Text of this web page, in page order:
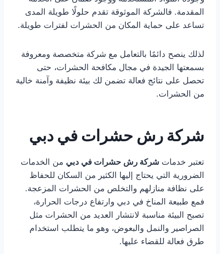
المقدمة. فالشركة الموثوقة تقدم حلولًا طويلة المدى
تساعد على حماية المكان من الحشرات لفترات طويلة.
لذلك ينصح دائمًا بالتعامل مع شركة متخصصة ومعروفة
بسمعتها الجيدة في مجال مكافحة الحشرات، حتى
تحصل على نتائج فعالة تضمن لك بيئة نظيفة وآمنة خالية
من الحشرات.
شركة رش حشرات في دبي
تعتبر خدمات شركة رش حشرات في دبي من الخدمات
الضرورية التي يحتاج إليها الكثير من السكان للحفاظ
على نظافة منازلهم والتخلص من الحشرات المزعجة.
فمع طبيعة المناخ في دبي وارتفاع درجات الحرارة،
تصبح البيئة مناسبة لانتشار العديد من الحشرات مثل
الصراصير والنمل والبعوض، وهو ما يتطلب استخدام
طرق فعالة للقضاء عليها.